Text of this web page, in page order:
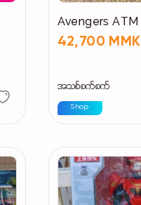
Avengers ATM
42,700 MMK
အသစ်စက်စက်
Shop